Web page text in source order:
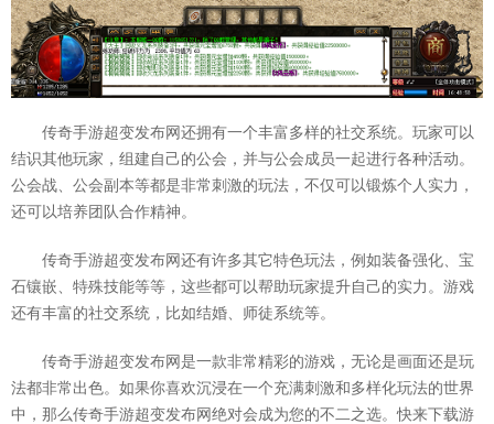
传奇手游超变发布网还拥有一个丰富多样的社交系统。玩家可以
结识其他玩家，组建自己的公会，并与公会成员一起进行各种活动。
公会战、公会副本等都是非常刺激的玩法，不仅可以锻炼个人实力，
还可以培养团队合作精神。
传奇手游超变发布网还有许多其它特色玩法，例如装备强化、宝
石镶嵌、特殊技能等等，这些都可以帮助玩家提升自己的实力。游戏
还有丰富的社交系统，比如结婚、师徒系统等。
传奇手游超变发布网是一款非常精彩的游戏，无论是画面还是玩
法都非常出色。如果你喜欢沉浸在一个充满刺激和多样化玩法的世界
中，那么传奇手游超变发布网绝对会成为您的不二之选。快来下载游